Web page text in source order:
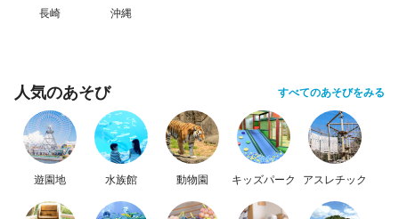
長崎 沖縄
人気のあそび すべてのあそびをみる
遊園地 水族館 動物園 キッズパーク アスレチック